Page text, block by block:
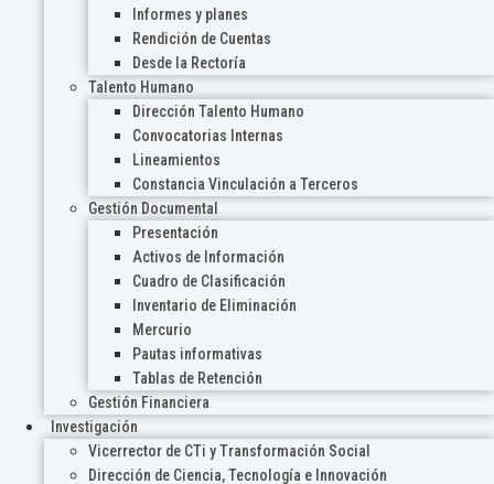
Informes y planes
Rendición de Cuentas
Desde la Rectoría
Talento Humano
Dirección Talento Humano
Convocatorias Internas
Lineamientos
Constancia Vinculación a Terceros
Gestión Documental
Presentación
Activos de Información
Cuadro de Clasificación
Inventario de Eliminación
Mercurio
Pautas informativas
Tablas de Retención
Gestión Financiera
Investigación
Vicerrector de CTi y Transformación Social
Dirección de Ciencia, Tecnología e Innovación